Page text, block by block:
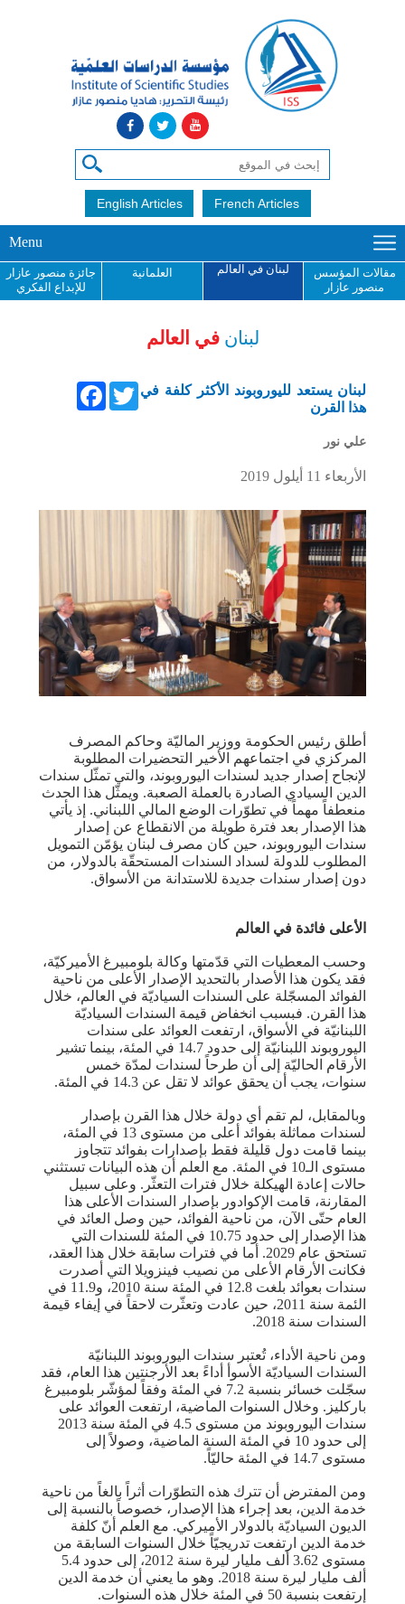
English Articles French Articles
Menu
مقالات المؤسس
منصور عازار
لبنان في العالم العلمانية
جائزة منصور عازار
للإبداع الفكري
لبنان في العالم
FacebookTwitter لبنان يستعد لليوروبوند الأكثر كلفة في
هذا القرن
علي نور
الأربعاء 11 أيلول 2019
أطلق رئيس الحكومة ووزير الماليّة وحاكم المصرف
المركزي في اجتماعهم الأخير التحضيرات المطلوبة
لإنجاح إصدار جديد لسندات اليوروبوند، والتي تمثّل سندات
الدين السيادي الصادرة بالعملة الصعبة. ويمثّل هذا الحدث
منعطفاً مهماً في تطوّرات الوضع المالي اللبناني. إذ يأتي
هذا الإصدار بعد فترة طويلة من الانقطاع عن إصدار
سندات اليوروبوند، حين كان مصرف لبنان يؤمّن التمويل
المطلوب للدولة لسداد السندات المستحقّة بالدولار، من
دون إصدار سندات جديدة للاستدانة من الأسواق.
الأعلى فائدة في العالم
وحسب المعطيات التي قدّمتها وكالة بلومبيرغ الأميركيّة،
فقد يكون هذا الأصدار بالتحديد الإصدار الأعلى من ناحية
الفوائد المسجّلة على السندات السياديّة في العالم، خلال
هذا القرن. فبسبب انخفاض قيمة السندات السياديّة
اللبنانيّة في الأسواق، ارتفعت العوائد على سندات
اليوروبوند اللبنانيّة إلى حدود 14.7 في المئة، بينما تشير
الأرقام الحاليّة إلى أن طرحاً لسندات لمدّة خمس
سنوات، يجب أن يحقق عوائد لا تقل عن 14.3 في المئة.
وبالمقابل، لم تقم أي دولة خلال هذا القرن بإصدار
لسندات مماثلة بفوائد أعلى من مستوى 13 في المئة،
بينما قامت دول قليلة فقط بإصدارات بفوائد تتجاوز
مستوى الـ10 في المئة. مع العلم أن هذه البيانات تستثني
حالات إعادة الهيكلة خلال فترات التعثّر. وعلى سبيل
المقارنة، قامت الإكوادور بإصدار السندات الأعلى هذا
العام حتّى الآن، من ناحية الفوائد، حين وصل العائد في
هذا الإصدار إلى حدود 10.75 في المئة للسندات التي
تستحق عام 2029. أما في فترات سابقة خلال هذا العقد،
فكانت الأرقام الأعلى من نصيب فينزويلا التي أصدرت
سندات بعوائد بلغت 12.8 في المئة سنة 2010، و11.9 في
الئمة سنة 2011، حين عادت وتعثّرت لاحقاً في إيفاء قيمة
السندات سنة 2018.
ومن ناحية الأداء، تُعتبر سندات اليوروبوند اللبنانيّة
السندات السياديّة الأسوأ أداءً بعد الأرجنتين هذا العام، فقد
سجّلت خسائر بنسبة 7.2 في المئة وفقاً لمؤشّر بلومبيرغ
باركليز. وخلال السنوات الماضية، ارتفعت العوائد على
سندات اليوروبوند من مستوى 4.5 في المئة سنة 2013
إلى حدود 10 في المئة السنة الماضية، وصولاً إلى
مستوى 14.7 في المئة حاليّاً.
ومن المفترض أن تترك هذه التطوّرات أثراً بالغاً من ناحية
خدمة الدين، بعد إجراء هذا الإصدار، خصوصاً بالنسبة إلى
الديون السياديّة بالدولار الأميركي. مع العلم أنّ كلفة
خدمة الدين ارتفعت تدريجيّاً خلال السنوات السابقة من
مستوى 3.62 ألف مليار ليرة سنة 2012، إلى حدود 5.4
ألف مليار ليرة سنة 2018. وهو ما يعني أن خدمة الدين
إرتفعت بنسبة 50 في المئة خلال هذه السنوات.